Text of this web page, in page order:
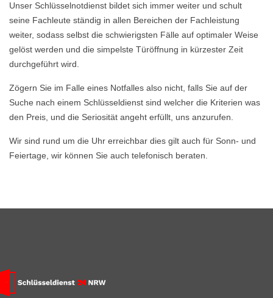
Unser Schlüsselnotdienst bildet sich immer weiter und schult
seine Fachleute ständig in allen Bereichen der Fachleistung
weiter, sodass selbst die schwierigsten Fälle auf optimaler Weise
gelöst werden und die simpelste Türöffnung in kürzester Zeit
durchgeführt wird.
Zögern Sie im Falle eines Notfalles also nicht, falls Sie auf der
Suche nach einem Schlüsseldienst sind welcher die Kriterien was
den Preis, und die Seriosität angeht erfüllt, uns anzurufen.
Wir sind rund um die Uhr erreichbar dies gilt auch für Sonn- und
Feiertage, wir können Sie auch telefonisch beraten.